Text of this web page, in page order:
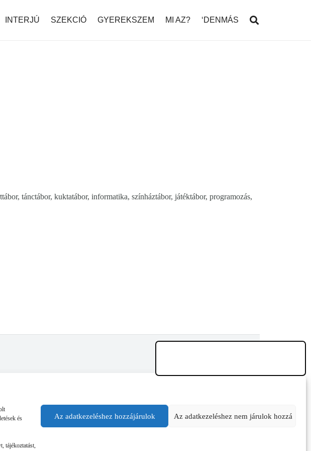
és
tájékoztatást,
Az adatkezeléshez hozzájárulok Az adatkezeléshez nem járulok hozzá
INTERJÚ SZEKCIÓ GYEREKSZEM MI AZ? ‘DENMÁS
tánctábor, kuktatábor, informatika, színháztábor, játéktábor, programozás,